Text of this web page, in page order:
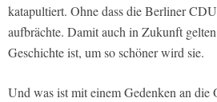
katapultiert. Ohne dass die Berliner
aufbrächte. Damit auch in Zukunft
Geschichte ist, um so schöner wird sie.
Und was ist mit einem Gedenken an die